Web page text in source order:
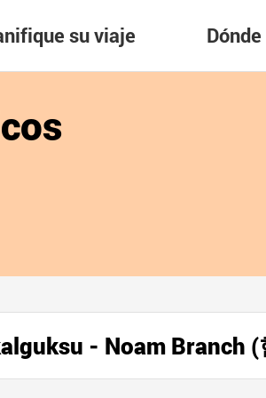
su viaje
- Noam Branch